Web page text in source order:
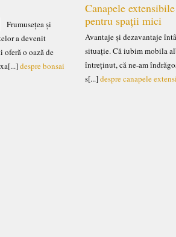
Frumusețea și
a devenit
o oază de
despre bonsai
Canapele
pentru spații mici
Avantaje și dezavantaje
situație. Că iubim mobila
întreținut, că ne-am
s[...]despre canapele